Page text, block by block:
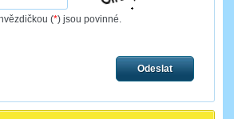
(*) jsou povinné.
Odeslat